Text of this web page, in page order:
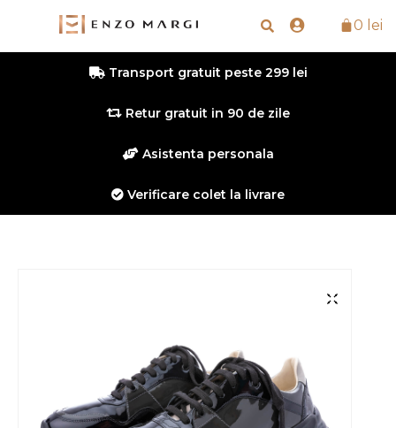
0 lei
Transport gratuit peste 299 lei
Retur gratuit in 90 de zile
Asistenta personala
Verificare colet la livrare